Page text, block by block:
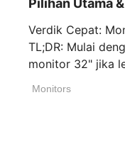
Pilihan Utama
Verdik Cepat:
TL;DR: Mulai
monitor 32" jika
Monitors